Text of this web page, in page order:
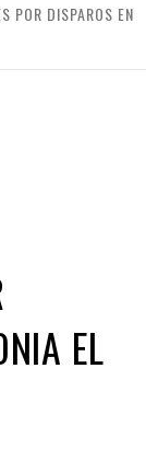
POR DISPAROS EN
EL